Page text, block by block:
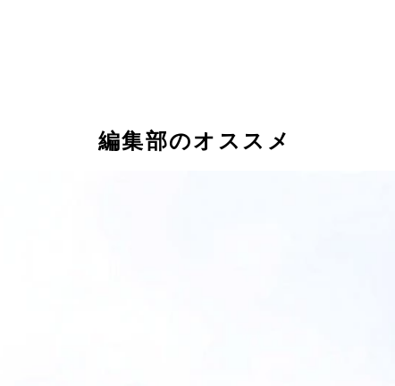
編集部のオススメ